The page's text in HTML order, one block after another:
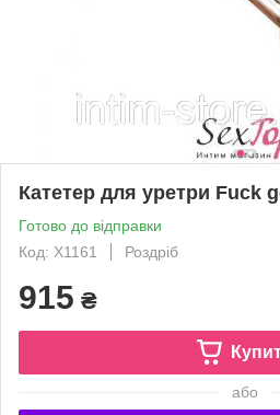
Катетер для уретри Fuck
Готово до відправки
Код: X1161
Роздріб
915 ₴
або